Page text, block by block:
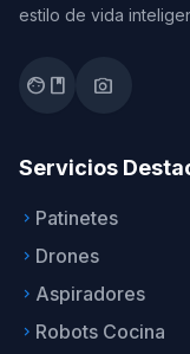
estilo de vida
facebook photo_camera
Servicios
keyboard_arrow_right Patinetes
keyboard_arrow_right Drones
keyboard_arrow_right Aspiradores
keyboard_arrow_right Robots Cocina